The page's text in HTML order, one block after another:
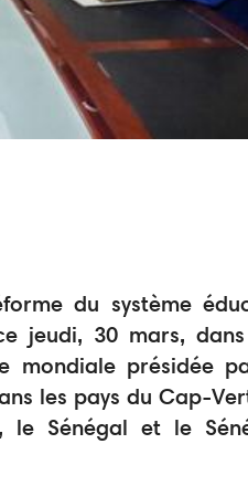
du système
jeudi, 30 mars,
mondiale présidée
les pays du Cap-
le Sénégal et le